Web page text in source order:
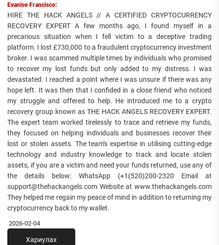
Evanise Francisco:
HIRE THE HACK ANGELS // A CERTIFIED CRYPTOCURRENCY
RECOVERY EXPERT A few months ago, I found myself in a
precarious situation when I fell victim to a deceptive trading
platform. I lost £730,000 to a fraudulent cryptocurrency investment
broker. I was scammed multiple times by individuals who promised
to recover my lost funds but only added to my distress. I was
devastated. I reached a point where I was unsure if there was any
hope left. It was then that I confided in a close friend who noticed
my struggle and offered to help. He introduced me to a crypto
recovery group known as THE HACK ANGELS RECOVERY EXPERT.
The expert team worked tirelessly to trace and retrieve my funds,
they focused on helping individuals and businesses recover their
lost or stolen assets. The team's expertise in utilising cutting-edge
technology and industry knowledge to track and locate stolen
assets, if you are a victim and need your funds returned, use any of
the details below: WhatsApp (+1(520)200-2320 Email at
support@thehackangels.com Website at www.thehackangels.com
They helped me regain my peace of mind in addition to returning my
cryptocurrency back to my wallet.
2026-02-04
Хариулах